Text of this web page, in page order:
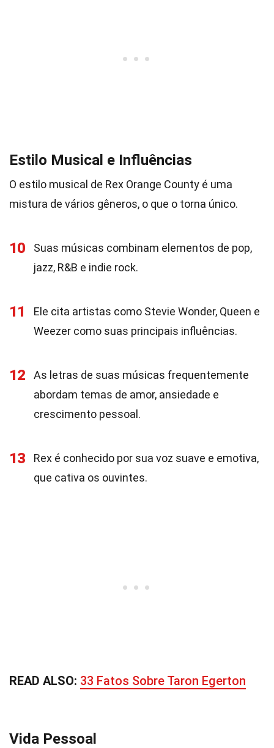
Estilo Musical e Influências
O estilo musical de Rex Orange County é uma
mistura de vários gêneros, o que o torna único.
10
Suas músicas combinam elementos de pop,
jazz, R&B e indie rock.
11
Ele cita artistas como Stevie Wonder, Queen e
Weezer como suas principais influências.
12
As letras de suas músicas frequentemente
abordam temas de amor, ansiedade e
crescimento pessoal.
13
Rex é conhecido por sua voz suave e emotiva,
que cativa os ouvintes.
READ ALSO: 33 Fatos Sobre Taron Egerton
Vida Pessoal